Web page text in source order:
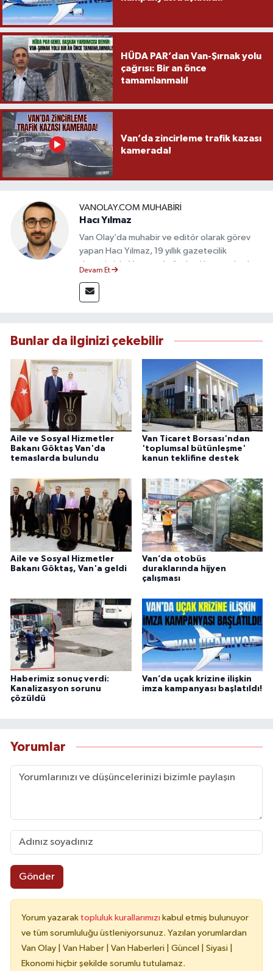
HÜDA PAR’dan Van-Şırnak yolu
çağrısı: Bir an önce
tamamlanmalı!
Van’da zincirleme trafik kazası
kamerada!
VANOLAY.COM MUHABIRI
Hacı Yılmaz
Van Olay’da muhabir ve editör olarak görev
yapan Hacı Yılmaz, 19 yıllık gazetecilik
deneyimiyle Van yerel gündemi başta olmak
takip etmektedir. Editoryal sürece katkı sunan
Yılmaz, tarafsızlık, doğruluk ve etik ilkeler
bilgilendirmektedir.
Devam Et
Bunlar da ilginizi çekebilir
Aile ve Sosyal Hizmetler
Bakanı Göktaş Van'da
temaslarda bulundu
Van Ticaret Borsası'ndan
'toplumsal bütünleşme'
kanun teklifine destek
Aile ve Sosyal Hizmetler
Bakanı Göktaş, Van'a geldi
Van’da otobüs
duraklarında hijyen
çalışması
Haberimiz sonuç verdi:
Kanalizasyon sorunu
çözüldü
Van’da uçak krizine ilişkin
imza kampanyası başlatıldı!
Yorumlar
Gönder
Yorum yazarak topluluk kurallarımızı kabul etmiş bulunuyor
ve tüm sorumluluğu üstleniyorsunuz. Yazılan yorumlardan
Van Olay | Van Haber | Van Haberleri | Güncel | Siyasi |
Ekonomi hiçbir şekilde sorumlu tutulamaz.